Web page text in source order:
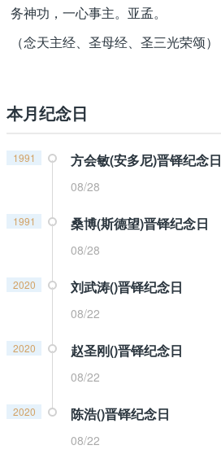
务神功，一心事主。亚孟。
（念天主经、圣母经、圣三光荣颂）
本月纪念日
1991 方会敏(安多尼)晋铎纪念日
08/28
1991 桑博(斯德望)晋铎纪念日
08/28
2020 刘武涛()晋铎纪念日
08/22
2020 赵圣刚()晋铎纪念日
08/22
2020 陈浩()晋铎纪念日
08/22